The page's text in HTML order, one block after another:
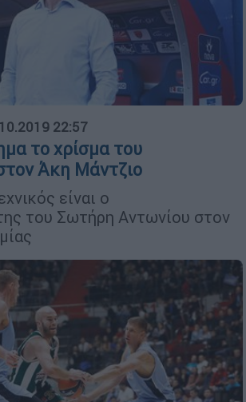
22:57
το χρίσμα του
Άκη Μάντζιο
είναι ο
του Σωτήρη Αντωνίου στον